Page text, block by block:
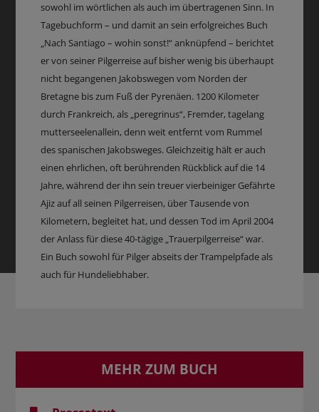
sowohl im wörtlichen als auch im übertragenen Sinn. In
Tagebuchform – und damit an sein erfolgreiches Buch
„Nach Santiago – wohin sonst!“ anknüpfend – berichtet
er von seiner Pilgerreise auf bisher wenig bis überhaupt
nicht begangenen Jakobswegen vom Norden der
Bretagne bis zum Fuß der Pyrenäen. 1200 Kilometer
durch Frankreich, als „peregrinus“, Fremder, tagelang
mutterseelenallein, denn weit entfernt vom Rummel
des spanischen Jakobsweges. Gleichzeitig hält er auch
einen ehrlichen, oft berührenden Rückblick auf die 14
Jahre, während der ihn sein treuer vierbeiniger Gefährte
Ajiz auf all seinen Pilgerreisen, über Tausende von
Kilometern, begleitet hat, und dessen Tod im April 2004
der Anlass für diese 40-tägige „Trauerpilgerreise“ war.
Ein Buch sowohl für Pilger abseits der Trampelpfade als
auch für Hundeliebhaber.
MEHR ZUM BUCH